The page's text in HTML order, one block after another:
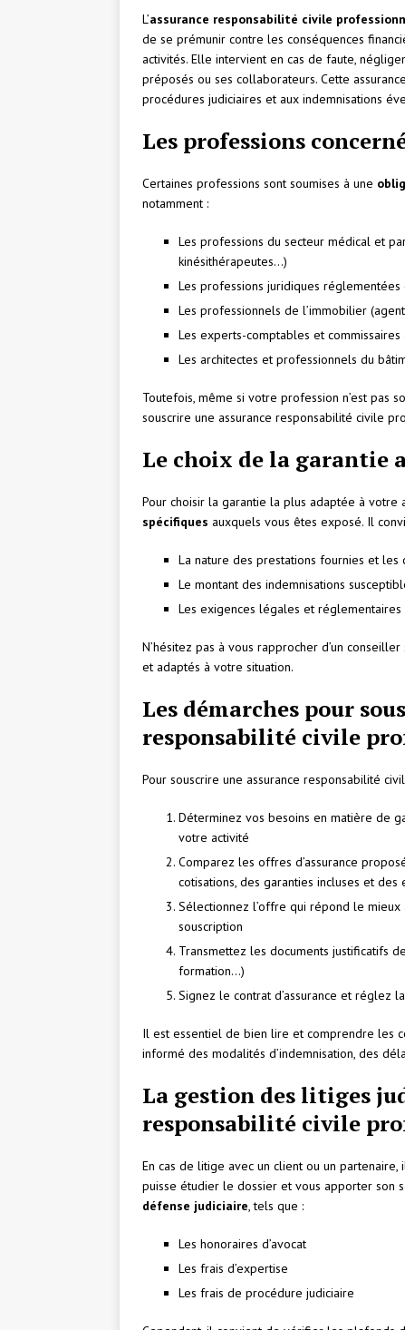
L’assurance responsabilité civile
de se prémunir contre les conséquences
activités. Elle intervient en cas de faute,
préposés ou ses collaborateurs. Cette
procédures judiciaires et aux indemnisations
Les professions
Certaines professions sont soumises à une
notamment :
Les professions du secteur médical et
kinésithérapeutes…)
Les professions juridiques réglementées
Les professionnels de l’immobilier
Les experts-comptables et commissaires
Les architectes et professionnels du
Toutefois, même si votre profession n’est pas
souscrire une assurance responsabilité civile
Le choix de la garantie
Pour choisir la garantie la plus adaptée à
spécifiques auxquels vous êtes exposé. Il
La nature des prestations fournies et
Le montant des indemnisations
Les exigences légales et
N’hésitez pas à vous rapprocher d’un
et adaptés à votre situation.
Les démarches pour
responsabilité civile
Pour souscrire une assurance responsabilité
Déterminez vos besoins en matière de
votre activité
Comparez les offres d’assurance
cotisations, des garanties incluses et des
Sélectionnez l’offre qui répond le
souscription
Transmettez les documents justificatifs
formation…)
Signez le contrat d’assurance et réglez
Il est essentiel de bien lire et comprendre les
informé des modalités d’indemnisation, des
La gestion des litiges
responsabilité civile
En cas de litige avec un client ou un
puisse étudier le dossier et vous apporter son
défense judiciaire, tels que :
Les honoraires d’avocat
Les frais d’expertise
Les frais de procédure judiciaire